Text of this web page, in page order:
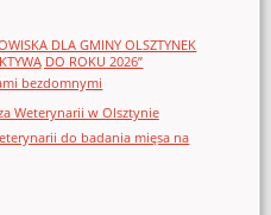
DLA GMINY OLSZTYNEK
DO ROKU 2026”
bezdomnymi
Weterynarii w Olsztynie
do badania mięsa na